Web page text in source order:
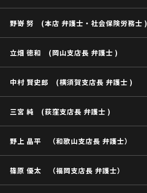
野嵜 努 (本店 弁護士・社会保険労務士 )
立畑 徳和 (岡山支店長 弁護士 )
中村 賢史郎 (横須賀支店長 弁護士 )
三宮 純 (荻窪支店長 弁護士 )
野上 晶平 （和歌山支店長 弁護士）
篠原 優太 （福岡支店長 弁護士）